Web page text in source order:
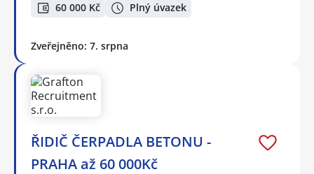
60 000 Kč Plný úvazek
Zveřejněno: 7. srpna
ŘIDIČ ČERPADLA BETONU -
PRAHA až 60 000Kč